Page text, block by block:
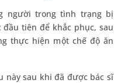
người trong tình trạng bị
tiên để khắc phục, sau
thực hiện một chế độ ăn
này sau khi đã được bác sĩ